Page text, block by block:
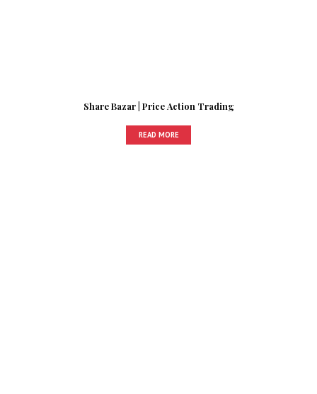
Share Bazar | Price Action Trading
READ MORE